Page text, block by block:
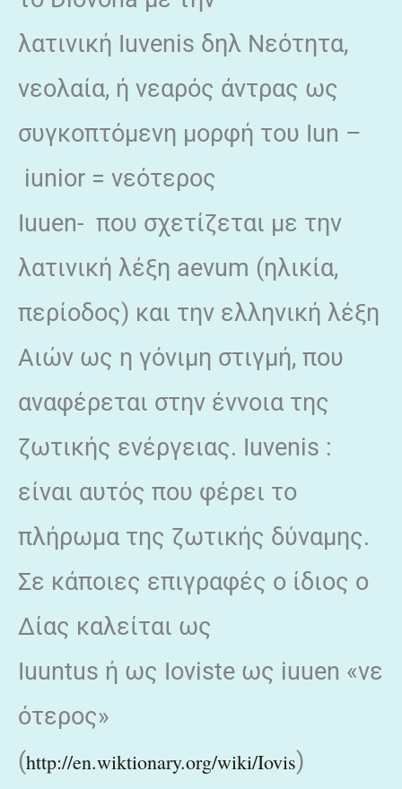
λατινική Iuvenis δηλ Νεότητα,
νεολαία, ή νεαρός άντρας ως
συγκοπτόμενη μορφή του Iun –
iunior = νεότερος
Iuuen- που σχετίζεται με την
λατινική λέξη aevum (ηλικία,
περίοδος) και την ελληνική λέξη
Αιών ως η γόνιμη στιγμή, που
αναφέρεται στην έννοια της
ζωτικής ενέργειας. Iuvenis :
είναι αυτός που φέρει το
πλήρωμα της ζωτικής δύναμης.
Σε κάποιες επιγραφές ο ίδιος ο
Δίας καλείται ως
Ιuuntus ή ως Ioviste ως iuuen «νε
ότερος»
(http://en.wiktionary.org/wiki/Iovis)